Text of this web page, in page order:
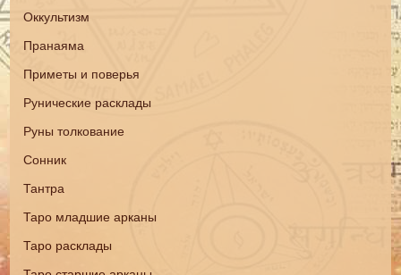
Оккультизм
Пранаяма
Приметы и поверья
Рунические расклады
Руны толкование
Сонник
Тантра
Таро младшие арканы
Таро расклады